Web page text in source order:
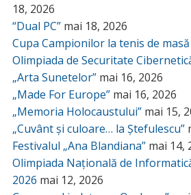
18, 2026
“Dual PC” mai 18, 2026
Cupa Campionilor la tenis de masă
Olimpiada de Securitate
„Arta Sunetelor” mai 16, 2026
„Made For Europe” mai 16, 2026
„Memoria Holocaustului” mai 15,
„Cuvânt și culoare… la Ștefulescu”
Festivalul „Ana Blandiana” mai 14,
Olimpiada Națională de
2026 mai 12, 2026